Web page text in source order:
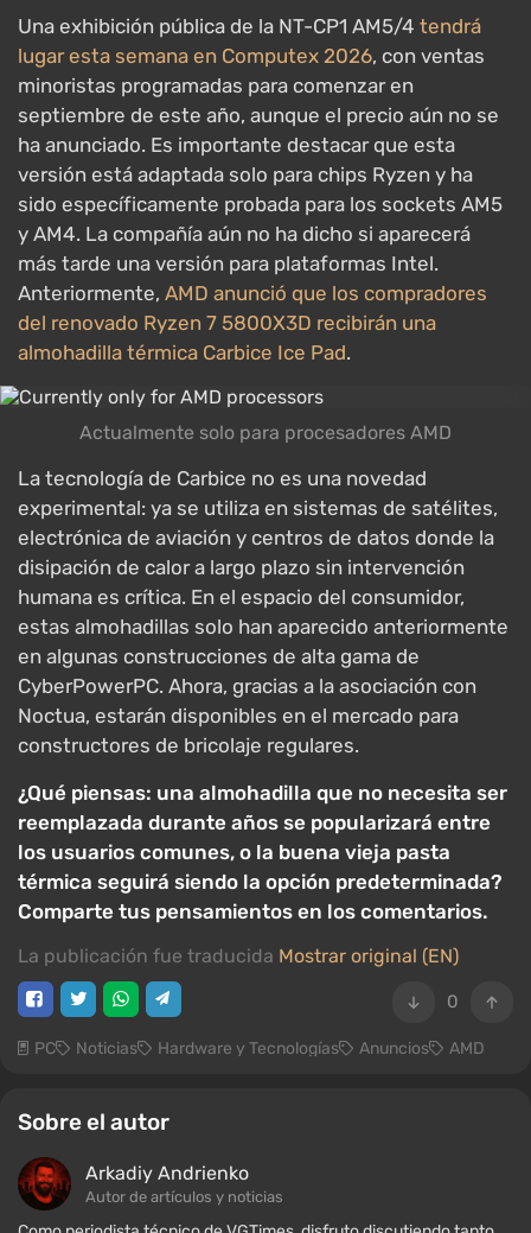
Una exhibición pública de la NT-CP1 AM5/4 tendrá
lugar esta semana en Computex 2026, con ventas
minoristas programadas para comenzar en
septiembre de este año, aunque el precio aún no se
ha anunciado. Es importante destacar que esta
versión está adaptada solo para chips Ryzen y ha
sido específicamente probada para los sockets AM5
y AM4. La compañía aún no ha dicho si aparecerá
más tarde una versión para plataformas Intel.
Anteriormente, AMD anunció que los compradores
del renovado Ryzen 7 5800X3D recibirán una
almohadilla térmica Carbice Ice Pad.
Actualmente solo para procesadores AMD
La tecnología de Carbice no es una novedad
experimental: ya se utiliza en sistemas de satélites,
electrónica de aviación y centros de datos donde la
disipación de calor a largo plazo sin intervención
humana es crítica. En el espacio del consumidor,
estas almohadillas solo han aparecido anteriormente
en algunas construcciones de alta gama de
CyberPowerPC. Ahora, gracias a la asociación con
Noctua, estarán disponibles en el mercado para
constructores de bricolaje regulares.
¿Qué piensas: una almohadilla que no necesita ser
reemplazada durante años se popularizará entre
los usuarios comunes, o la buena vieja pasta
térmica seguirá siendo la opción predeterminada?
Comparte tus pensamientos en los comentarios.
La publicación fue traducida Mostrar original (EN)
0
PC Noticias Hardware y Tecnologías Anuncios AMD
Sobre el autor
Arkadiy Andrienko
Autor de artículos y noticias